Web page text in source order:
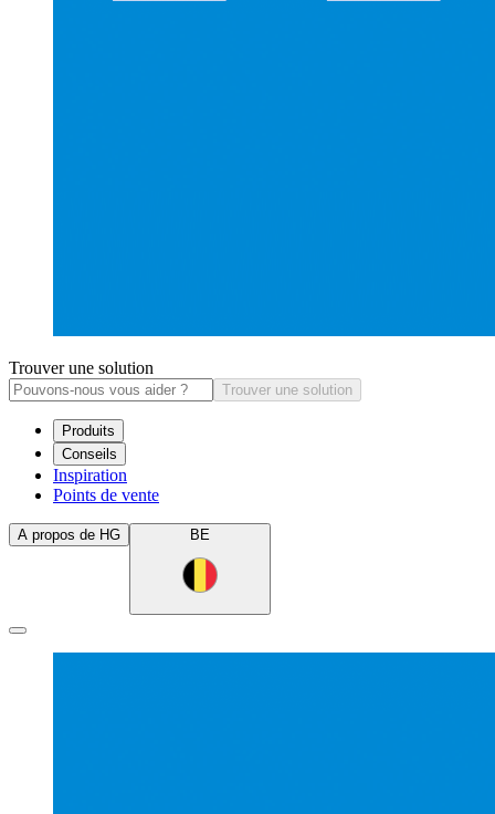
Trouver une solution
Trouver une solution
Produits
Conseils
Inspiration
Points de vente
A propos de HG BE